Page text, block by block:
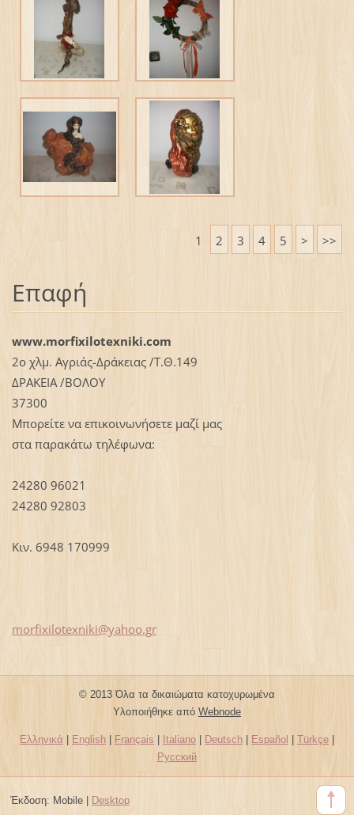
1 2 3 4 5 > >>
Επαφή
www.morfixilotexniki.com
2ο χλμ. Αγριάς-Δράκειας /Τ.Θ.149
ΔΡΑΚΕΙΑ /ΒΟΛΟΥ
37300
Μπορείτε να επικοινωνήσετε μαζί μας
στα παρακάτω τηλέφωνα:
24280 96021
24280 92803
Κιν. 6948 170999
morfixilotexniki@yahoo.gr
© 2013 Όλα τα δικαιώματα κατοχυρωμένα
Υλοποιήθηκε από Webnode
Ελληνικά | English | Français | Italiano | Deutsch | Español | Türkçe |
Русский
Έκδοση: Mobile| Desktop